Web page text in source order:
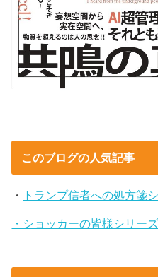
このブログの人気記事
・ トランプ信者への処方
・ショッカーの皆様シリーズ